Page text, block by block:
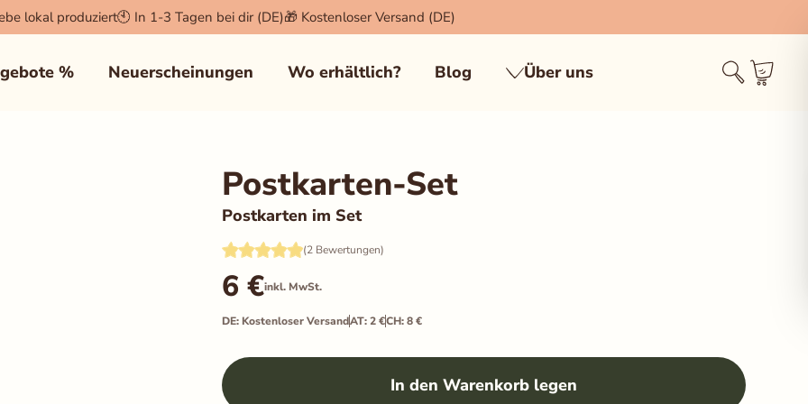
lokal produziert🕙 In 1-3 Tagen bei dir (DE)🎁 Kostenloser Versand (DE)
% Neuerscheinungen Wo erhältlich? Blog Über uns
Postkarten-Set
Postkarten im Set
(2 Bewertungen)
6 €inkl. MwSt.
DE: Kostenloser VersandAT: 2 €CH: 8 €
In den Warenkorb legen
×